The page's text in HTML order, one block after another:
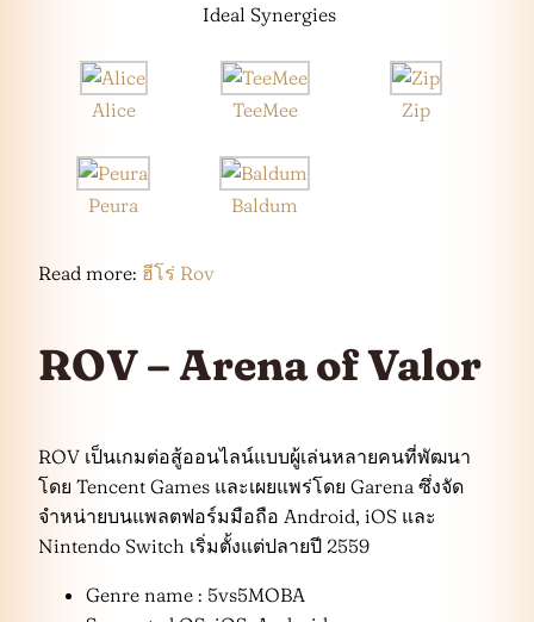
Ideal Synergies
Alice TeeMee Zip
Peura Baldum
Read more: ฮีโร่ Rov
ROV – Arena of Valor
ROV เป็นเกมต่อสู้ออนไลน์แบบผู้เล่นหลายคนที่พัฒนา
โดย Tencent Games และเผยแพร่โดย Garena ซึ่งจัด
จำหน่ายบนแพลตฟอร์มมือถือ Android, iOS และ
Nintendo Switch เริ่มตั้งแต่ปลายปี 2559
Genre name : 5vs5MOBA